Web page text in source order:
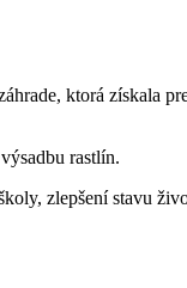
ktorá získala
rastlín.
zlepšení stavu